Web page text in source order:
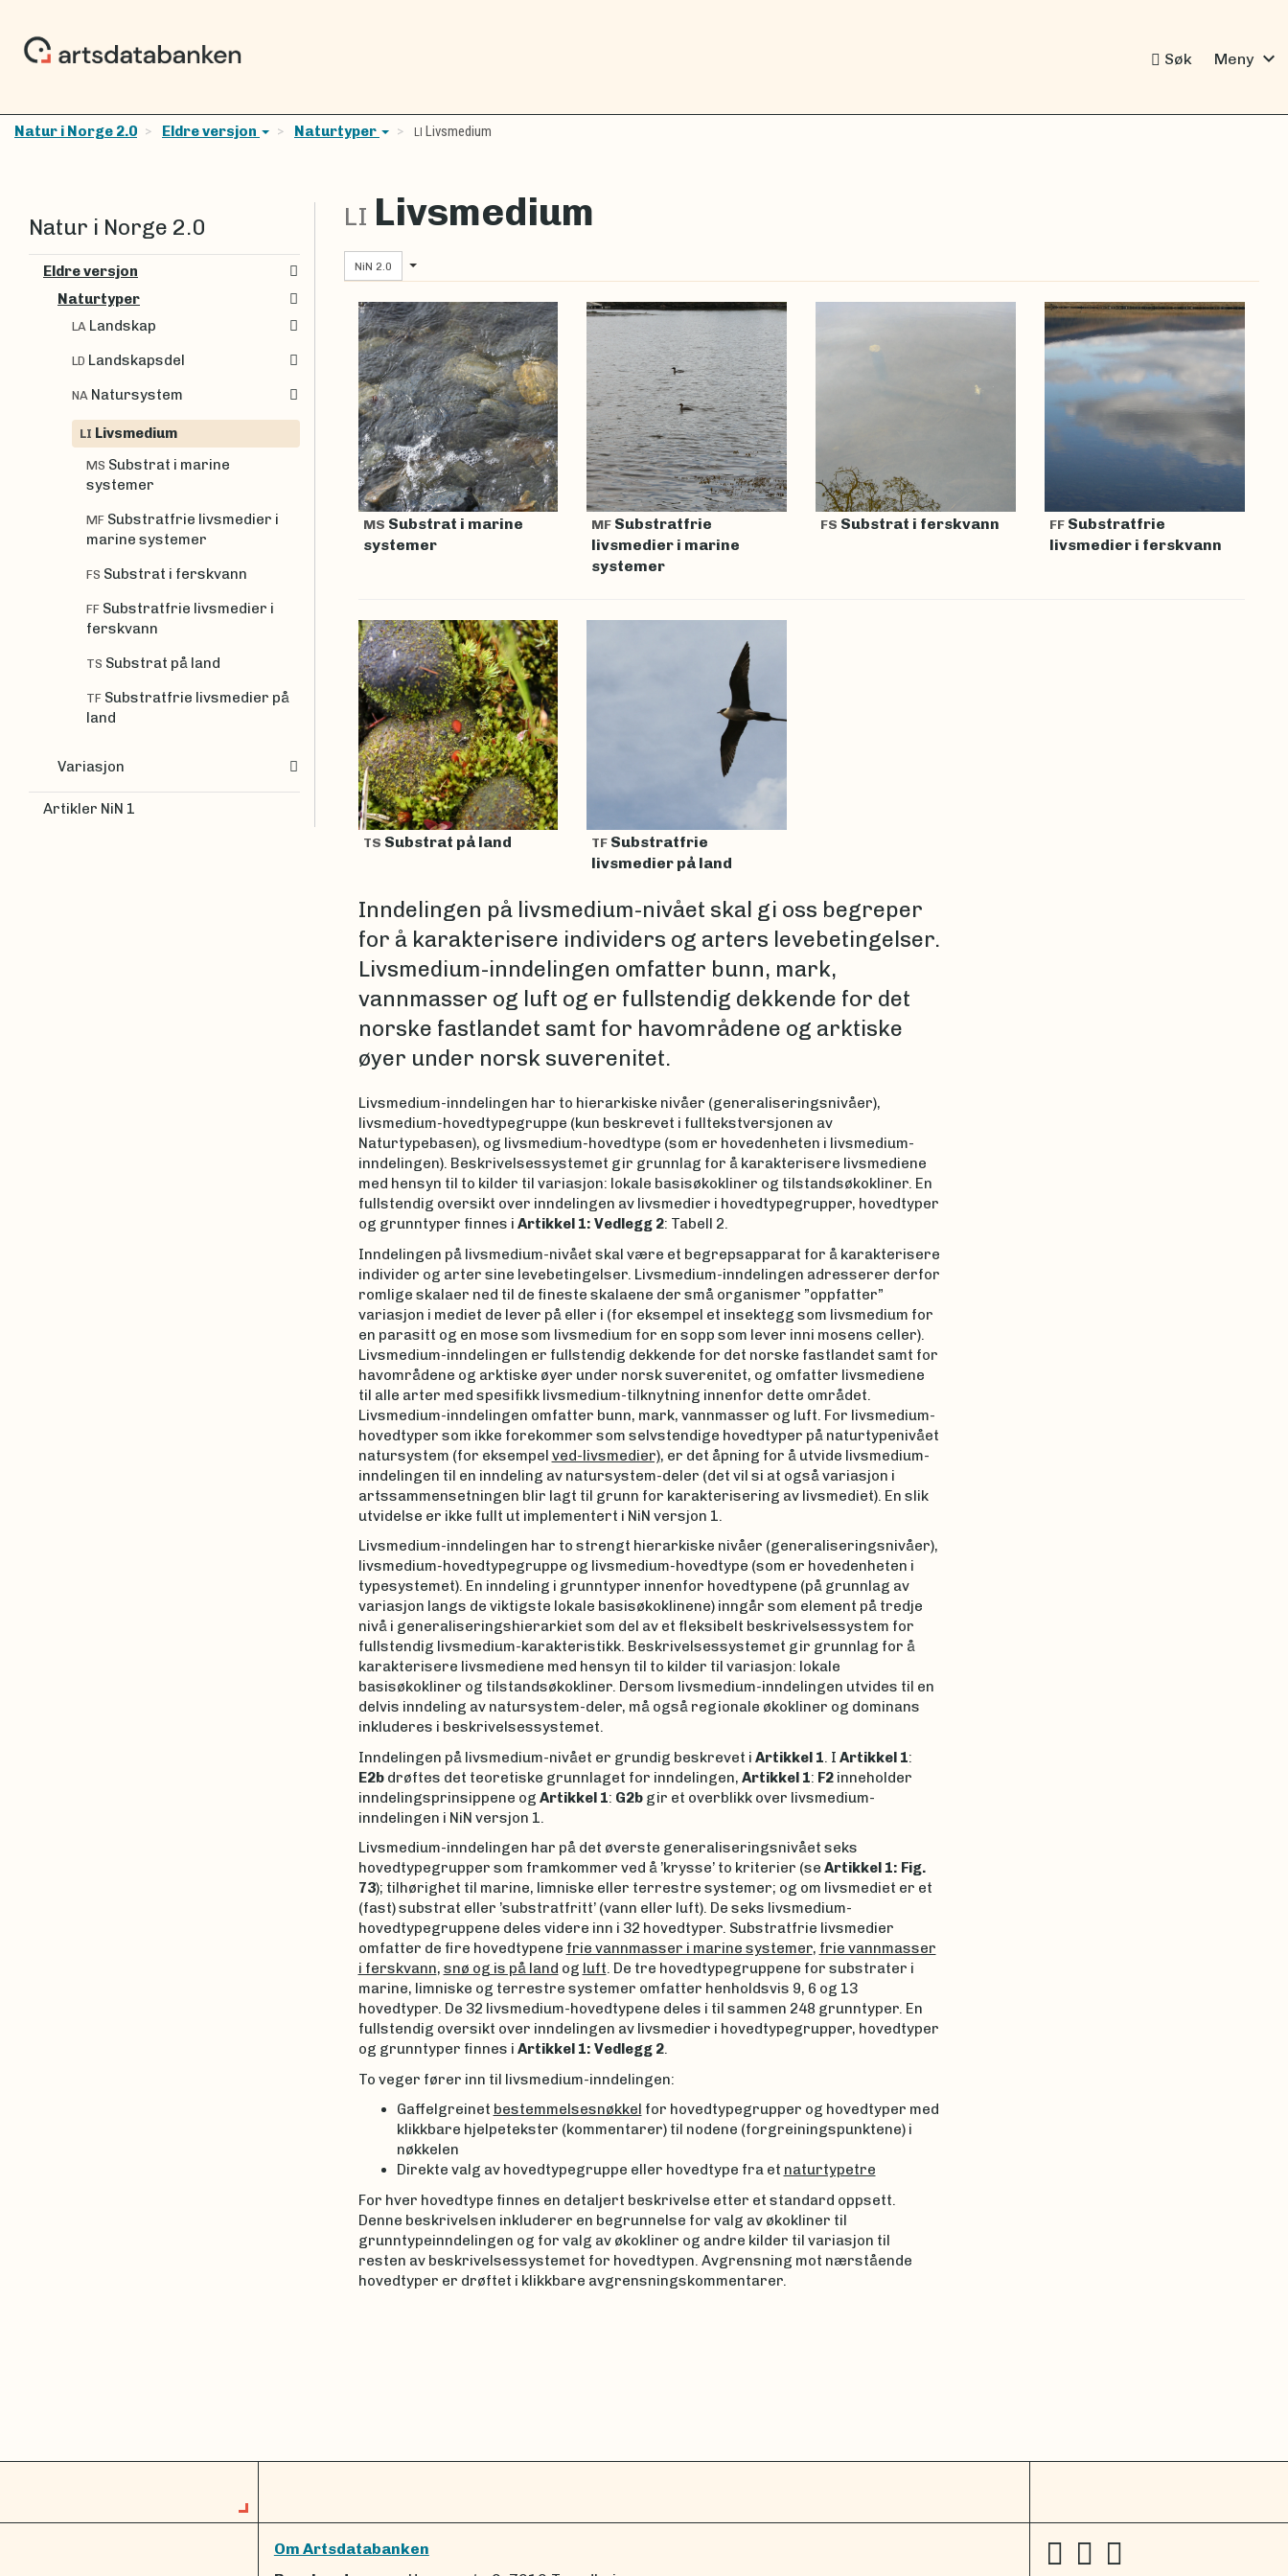
Søk Meny expand_more
Natur i Norge 2.0 Eldre versjon Naturtyper LI Livsmedium
LI Livsmedium
NiN 2.0
MS Substrat i marine
systemer
MF Substratfrie
livsmedier i marine
systemer
FS Substrat i ferskvann FF Substratfrie
livsmedier i ferskvann
TS Substrat på land TF Substratfrie
livsmedier på land
Inndelingen på livsmedium-nivået skal gi oss begreper
for å karakterisere individers og arters levebetingelser.
Livsmedium-inndelingen omfatter bunn, mark,
vannmasser og luft og er fullstendig dekkende for det
norske fastlandet samt for havområdene og arktiske
øyer under norsk suverenitet.
Livsmedium-inndelingen har to hierarkiske nivåer (generaliseringsnivåer),
livsmedium-hovedtypegruppe (kun beskrevet i fulltekstversjonen av
Naturtypebasen), og livsmedium-hovedtype (som er hovedenheten i livsmedium-
inndelingen). Beskrivelsessystemet gir grunnlag for å karakterisere livsmediene
med hensyn til to kilder til variasjon: lokale basisøkokliner og tilstandsøkokliner. En
fullstendig oversikt over inndelingen av livsmedier i hovedtypegrupper, hovedtyper
og grunntyper finnes i Artikkel 1: Vedlegg 2: Tabell 2.
Inndelingen på livsmedium-nivået skal være et begrepsapparat for å karakterisere
individer og arter sine levebetingelser. Livsmedium-inndelingen adresserer derfor
romlige skalaer ned til de fineste skalaene der små organismer ”oppfatter”
variasjon i mediet de lever på eller i (for eksempel et insektegg som livsmedium for
en parasitt og en mose som livsmedium for en sopp som lever inni mosens celler).
Livsmedium-inndelingen er fullstendig dekkende for det norske fastlandet samt for
havområdene og arktiske øyer under norsk suverenitet, og omfatter livsmediene
til alle arter med spesifikk livsmedium-tilknytning innenfor dette området.
Livsmedium-inndelingen omfatter bunn, mark, vannmasser og luft. For livsmedium-
hovedtyper som ikke forekommer som selvstendige hovedtyper på naturtypenivået
natursystem (for eksempel ved-livsmedier), er det åpning for å utvide livsmedium-
inndelingen til en inndeling av natursystem-deler (det vil si at også variasjon i
artssammensetningen blir lagt til grunn for karakterisering av livsmediet). En slik
utvidelse er ikke fullt ut implementert i NiN versjon 1.
Livsmedium-inndelingen har to strengt hierarkiske nivåer (generaliseringsnivåer),
livsmedium-hovedtypegruppe og livsmedium-hovedtype (som er hovedenheten i
typesystemet). En inndeling i grunntyper innenfor hovedtypene (på grunnlag av
variasjon langs de viktigste lokale basisøkoklinene) inngår som element på tredje
nivå i generaliseringshierarkiet som del av et fleksibelt beskrivelsessystem for
fullstendig livsmedium-karakteristikk. Beskrivelsessystemet gir grunnlag for å
karakterisere livsmediene med hensyn til to kilder til variasjon: lokale
basisøkokliner og tilstandsøkokliner. Dersom livsmedium-inndelingen utvides til en
delvis inndeling av natursystem-deler, må også regionale økokliner og dominans
inkluderes i beskrivelsessystemet.
Inndelingen på livsmedium-nivået er grundig beskrevet i Artikkel 1. I Artikkel 1:
E2bdrøftes det teoretiske grunnlaget for inndelingen, Artikkel 1: F2inneholder
inndelingsprinsippene og Artikkel 1: G2bgir et overblikk over livsmedium-
inndelingen i NiN versjon 1.
Livsmedium-inndelingen har på det øverste generaliseringsnivået seks
hovedtypegrupper som framkommer ved å ’krysse’ to kriterier (se Artikkel 1: Fig.
73); tilhørighet til marine, limniske eller terrestre systemer; og om livsmediet er et
(fast) substrat eller ’substratfritt’ (vann eller luft). De seks livsmedium-
hovedtypegruppene deles videre inn i 32 hovedtyper. Substratfrie livsmedier
omfatter de fire hovedtypene frie vannmasser i marine systemer, frie vannmasser
i ferskvann, snø og is på land og luft. De tre hovedtypegruppene for substrater i
marine, limniske og terrestre systemer omfatter henholdsvis 9, 6 og 13
hovedtyper. De 32 livsmedium-hovedtypene deles i til sammen 248 grunntyper. En
fullstendig oversikt over inndelingen av livsmedier i hovedtypegrupper, hovedtyper
og grunntyper finnes i Artikkel 1: Vedlegg 2.
To veger fører inn til livsmedium-inndelingen:
Gaffelgreinet bestemmelsesnøkkel for hovedtypegrupper og hovedtyper med
klikkbare hjelpetekster (kommentarer) til nodene (forgreiningspunktene) i
nøkkelen
Direkte valg av hovedtypegruppe eller hovedtype fra et naturtypetre
For hver hovedtype finnes en detaljert beskrivelse etter et standard oppsett.
Denne beskrivelsen inkluderer en begrunnelse for valg av økokliner til
grunntypeinndelingen og for valg av økokliner og andre kilder til variasjon til
resten av beskrivelsessystemet for hovedtypen. Avgrensning mot nærstående
hovedtyper er drøftet i klikkbare avgrensningskommentarer.
Natur i Norge 2.0
Eldre versjon
Naturtyper
LA Landskap
LD Landskapsdel
NA Natursystem
LI Livsmedium
MS Substrat i marine
systemer
MF Substratfrie livsmedier i
marine systemer
FS Substrat i ferskvann
FF Substratfrie livsmedier i
ferskvann
TS Substrat på land
TF Substratfrie livsmedier på
land
Variasjon
Artikler NiN 1
Om Artsdatabanken